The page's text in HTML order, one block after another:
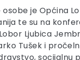
je Općina
te su na
Ljubica
Tušek i
socijalnu